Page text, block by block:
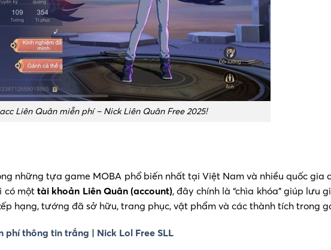
Liên Quân miễn phí – Nick Liên Quân Free 2025!
những tựa game MOBA phổ biến nhất tại Việt Nam và nhiều quốc gia
có mộttài khoản Liên Quân (account), đây chính là “chìa khóa” giúp lưu
hạng, tướng đã sở hữu, trang phục, vật phẩm và các thành tích trong
phí thông tin trắng | Nick Lol Free SLL